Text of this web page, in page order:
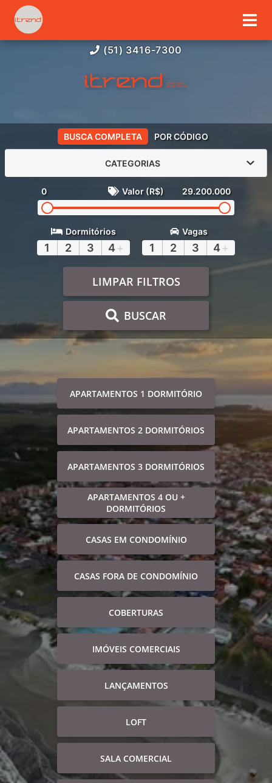
(51) 3416-7300
BUSCA COMPLETA POR CÓDIGO
CATEGORIAS
0 Valor (R$) 29.200.000
Dormitórios
1 2 3 4 +
Vagas
1 2 3 4 +
LIMPAR FILTROS
BUSCAR
APARTAMENTOS 1 DORMITÓRIO
APARTAMENTOS 2 DORMITÓRIOS
APARTAMENTOS 3 DORMITÓRIOS
APARTAMENTOS 4 OU +
DORMITÓRIOS
CASAS EM CONDOMÍNIO
CASAS FORA DE CONDOMÍNIO
COBERTURAS
IMÓVEIS COMERCIAIS
LANÇAMENTOS
LOFT
SALA COMERCIAL